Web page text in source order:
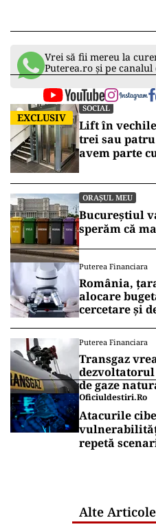
Vrei să fii mereu la
Puterea.ro și pe
EXCLUSIV
SOCIAL
Lift în
trei sau patru
avem parte
ORAȘUL MEU
Bucureștiul
sperăm că
Puterea Financiara
România,
alocare
cercetare și
Puterea Financiara
Transgaz
de gaze
Oficiuldestiri.ro
Atacurile
repetă
Alte